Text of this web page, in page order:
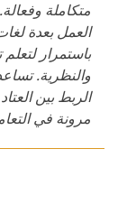
متكاملة
باستمرار
والنظرية.
الربط بين
مرونة في